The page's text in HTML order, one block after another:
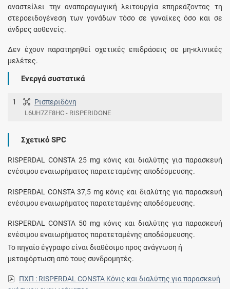
αναστείλει την αναπαραγωγική λειτουργία επηρεάζοντας τη
στεροειδογένεση των γονάδων τόσο σε γυναίκες όσο και σε
άνδρες ασθενείς.
Δεν έχουν παρατηρηθεί σχετικές επιδράσεις σε μη-κλινικές
μελέτες.
Ενεργά συστατικά
1 Ρισπεριδόνη
L6UH7ZF8HC - RISPERIDONE
Σχετικό SPC
RISPERDAL CONSTA 25 mg κόνις και διαλύτης για παρασκευή
ενέσιμου εναιωρήματος παρατεταμένης αποδέσμευσης.
RISPERDAL CONSTA 37,5 mg κόνις και διαλύτης για παρασκευή
ενέσιμου εναιωρήματος παρατεταμένης αποδέσμευσης.
RISPERDAL CONSTA 50 mg κόνις και διαλύτης για παρασκευή
ενέσιμου εναιωρήματος παρατεταμένης αποδέσμευσης.
Το πηγαίο έγγραφο είναι διαθέσιμο προς ανάγνωση ή
μεταφόρτωση από τους συνδρομητές.
ΠΧΠ : RISPERDAL CONSTA Κόνις και διαλύτης για παρασκευή